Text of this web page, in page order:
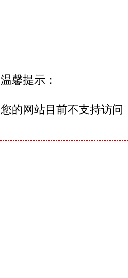
温馨提示：
您的网站目前不支持访